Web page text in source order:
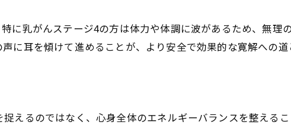
活性化のプロセスと実感できた効果
実
治療の役割
気功の実践
に乳がんステージ4の方は体力や体調に波があるため、無理
耳を傾けて進めることが、より安全で効果的な寛解への道
えるのではなく、心身全体のエネルギーバランスを整える